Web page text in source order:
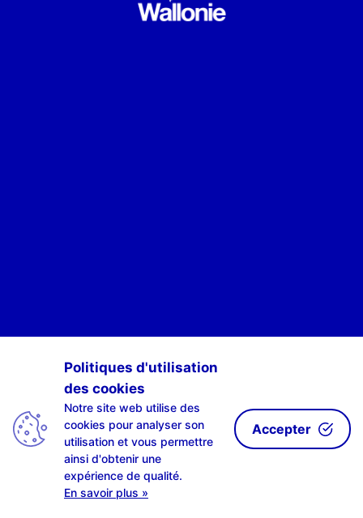
POUR ÊTRE INFORMÉ·E·S DES ACTIVITÉS DE SCAN-R
S'INSCRIRE À NOTRE NEWSLETTE-R
| design byLAHPLABwith the
Politiques d'utilisation
des cookies
Notre site web utilise des
cookies pour analyser son
utilisation et vous permettre
ainsi d'obtenir une
expérience de qualité.
En savoir plus »
Accepter